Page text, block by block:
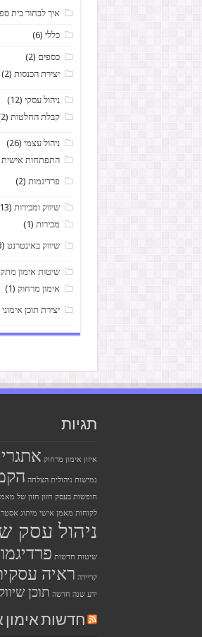
איך לבחור בית
כללי (6)
כספים (2)
יצירת הכנסות (2)
ניהול עסקי (12)
קבלת החלטות (2)
ניהול עצמי (26)
התפתחות אישית
פרדיגמות (2)
שיווק ומכירות (13)
מכירות (1)
שיווק באינטרנט (3)
שיטות אימון
אימון מרחוק (1)
יצירת תוכן אימוני
תגיות
איזון אימון מרחוק
גמישות ניהולית הצלחה
חופשות בעסק חזון חזון של
לקוחות מאמן אישי מיתוג
ניהול עסק
שיטות חדשות
קריירה ראיה
ידע שנה חדשה תוכן
חדשות אימון